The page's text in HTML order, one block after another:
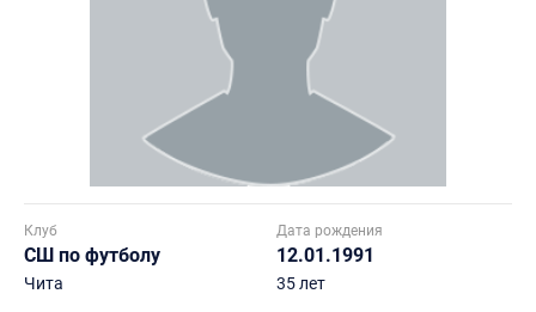
Клуб
СШ по футболу
Чита
Дата рождения
12.01.1991
35 лет